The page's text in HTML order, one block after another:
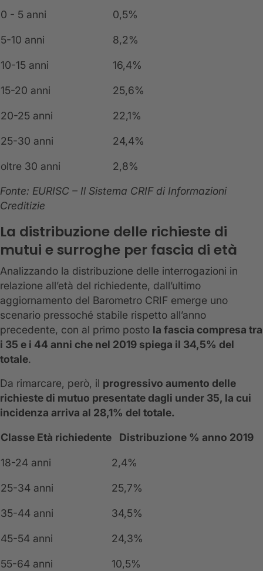
0 - 5 anni 0,5%
5-10 anni 8,2%
10-15 anni 16,4%
15-20 anni 25,6%
20-25 anni 22,1%
25-30 anni 24,4%
oltre 30 anni
2,8%
Fonte: EURISC – Il Sistema CRIF di Informazioni
Creditizie
La distribuzione delle richieste di
mutui e surroghe per fascia di età
Analizzando la distribuzione delle interrogazioni in
relazione all’età del richiedente, dall’ultimo
aggiornamento del Barometro CRIF emerge uno
scenario pressoché stabile rispetto all’anno
precedente, con al primo posto la fascia compresa tra
i 35 e i 44 anni che nel 2019 spiega il 34,5% del
totale.
Da rimarcare, però, il progressivo aumento delle
richieste di mutuo presentate dagli under 35, la cui
incidenza arriva al 28,1% del totale.
Classe Età richiedente
Distribuzione % anno 2019
18-24 anni 2,4%
25-34 anni 25,7%
35-44 anni 34,5%
45-54 anni 24,3%
55-64 anni 10,5%